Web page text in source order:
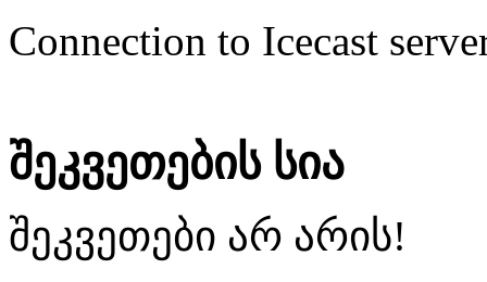
Connection to Icecast
შეკვეთების სია
შეკვეთები არ არის!